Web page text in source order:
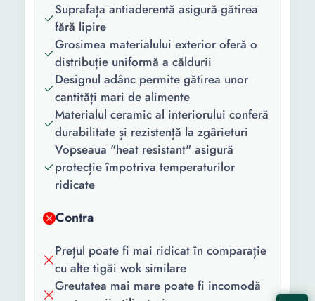
Tip maner:
Material:
Aluminiu
Material
interior:
PTFE
Functii:
Suprafata antiaderenta
Culoare:
Rosu
Diametru:
Adancime:
Suprafața antiaderentă asigură gătirea
fără lipire
Grosimea materialului exterior oferă o
distribuție uniformă a căldurii
Designul adânc permite gătirea unor
cantități mari de alimente
Materialul ceramic al interiorului conferă
durabilitate și rezistență la zgârieturi
Vopseaua "heat resistant" asigură
protecție împotriva temperaturilor
ridicate
Contra
Prețul poate fi mai ridicat în comparație
cu alte tigăi wok similare
Greutatea mai mare poate fi incomodă